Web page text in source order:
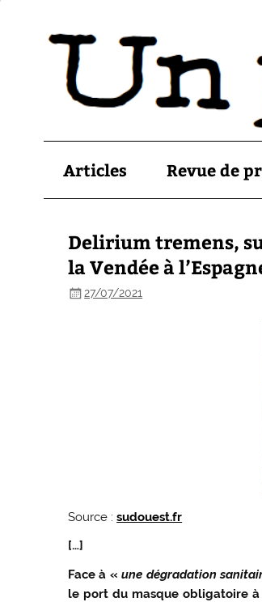
Articles Revue de
Delirium tremens,
la Vendée à
27/07/2021
Source :sudouest.fr
[…]
Face à «une dégradation
le port du masque obligatoire à